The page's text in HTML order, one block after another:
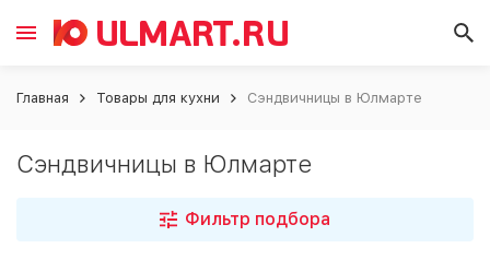
Главная Товары для кухни Сэндвичницы в Юлмарте
Сэндвичницы в Юлмарте
Фильтр подбора